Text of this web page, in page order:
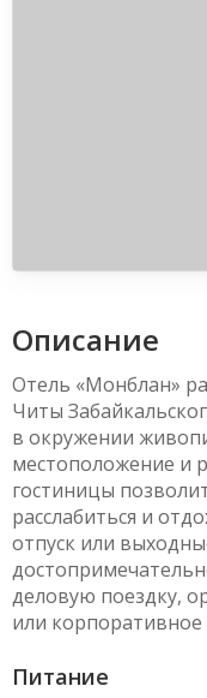
Описание
Отель «Монблан»
Читы
в окружении
местоположение и
гостиницы
расслабиться и
отпуск или
деловую поездку,
или
Питание